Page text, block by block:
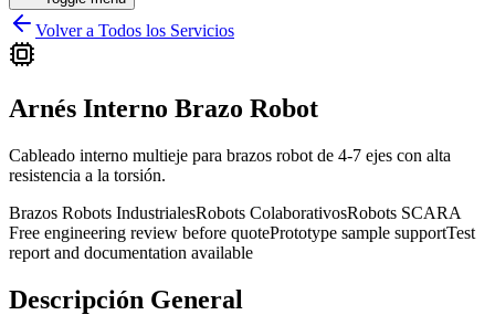
Volver a Todos los Servicios
Arnés Interno Brazo Robot
Cableado interno multieje para brazos robot de 4-7 ejes con alta
resistencia a la torsión.
Brazos Robots IndustrialesRobots ColaborativosRobots SCARA
Free engineering review before quotePrototype sample supportTest
report and documentation available
Descripción General